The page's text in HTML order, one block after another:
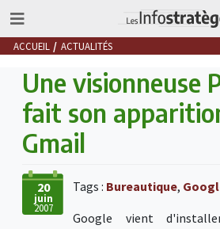
ACCUEIL ACTUALITÉS
Une visionneuse
fait son
Gmail
20
juin
2007
Tags : Bureautique,
Google vient